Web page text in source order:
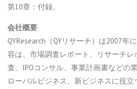
第10章：付録。
会社概要
QYResearch（QYリサーチ）は2007年
容は、市場調査レポート、リサーチレ
査、IPOコンサル、事業計画書などの
ローバルビジネス、新ビジネスに役